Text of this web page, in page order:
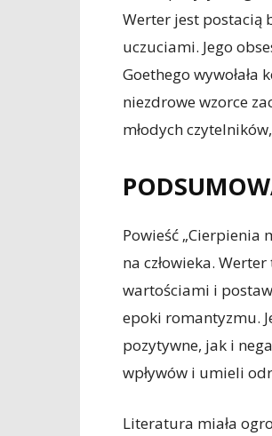
Werter jest postacią
uczuciami. Jego
Goethego
niezdrowe wzorce
młodych
Powieść „Cierpienia
na człowieka.
wartościami i
epoki romantyzmu.
pozytywne, jak i
wpływów i umieli
Literatura miała